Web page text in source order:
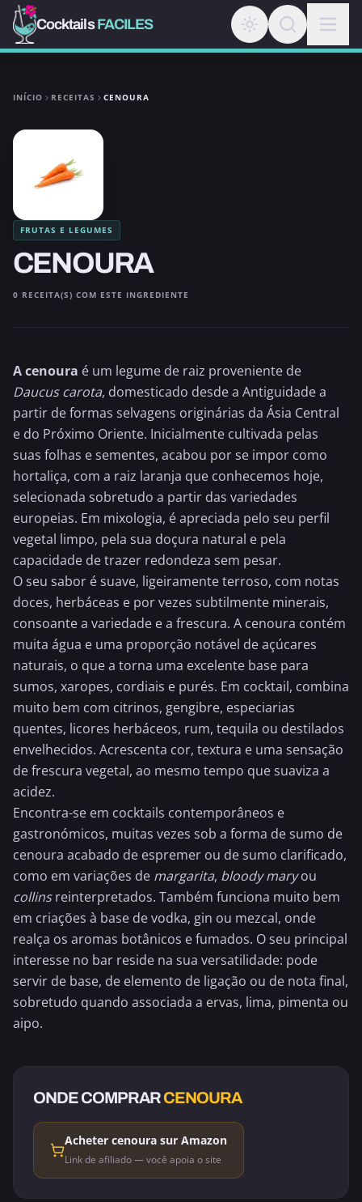
CocktailsFACILES
INÍCIO RECEITAS CENOURA
FRUTAS E LEGUMES
CENOURA
0 RECEITA(S) COM ESTE INGREDIENTE
A cenoura é um legume de raiz proveniente de
Daucus carota, domesticado desde a Antiguidade a
partir de formas selvagens originárias da Ásia Central
e do Próximo Oriente. Inicialmente cultivada pelas
suas folhas e sementes, acabou por se impor como
hortaliça, com a raiz laranja que conhecemos hoje,
selecionada sobretudo a partir das variedades
europeias. Em mixologia, é apreciada pelo seu perfil
vegetal limpo, pela sua doçura natural e pela
capacidade de trazer redondeza sem pesar.
O seu sabor é suave, ligeiramente terroso, com notas
doces, herbáceas e por vezes subtilmente minerais,
consoante a variedade e a frescura. A cenoura contém
muita água e uma proporção notável de açúcares
naturais, o que a torna uma excelente base para
sumos, xaropes, cordiais e purés. Em cocktail, combina
muito bem com citrinos, gengibre, especiarias
quentes, licores herbáceos, rum, tequila ou destilados
envelhecidos. Acrescenta cor, textura e uma sensação
de frescura vegetal, ao mesmo tempo que suaviza a
acidez.
Encontra-se em cocktails contemporâneos e
gastronómicos, muitas vezes sob a forma de sumo de
cenoura acabado de espremer ou de sumo clarificado,
como em variações de margarita, bloody maryou
collinsreinterpretados. Também funciona muito bem
em criações à base de vodka, gin ou mezcal, onde
realça os aromas botânicos e fumados. O seu principal
interesse no bar reside na sua versatilidade: pode
servir de base, de elemento de ligação ou de nota final,
sobretudo quando associada a ervas, lima, pimenta ou
aipo.
ONDE COMPRARCENOURA
Acheter cenoura sur Amazon
Link de afiliado — você apoia o site